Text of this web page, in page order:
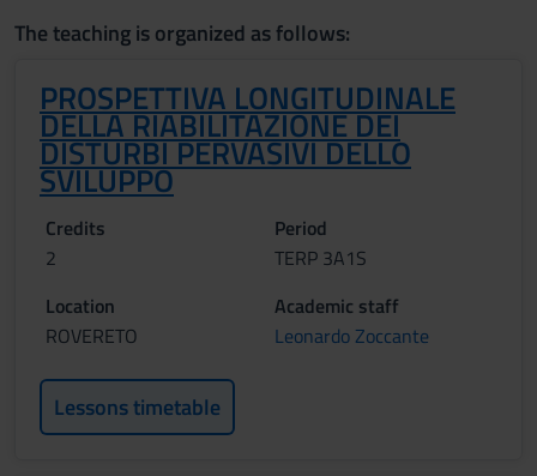
The teaching is organized as follows:
PROSPETTIVA LONGITUDINALE
DELLA RIABILITAZIONE DEI
DISTURBI PERVASIVI DELLO
SVILUPPO
Credits
2
Period
TERP 3A1S
Location
ROVERETO
Academic staff
Leonardo Zoccante
Lessons timetable